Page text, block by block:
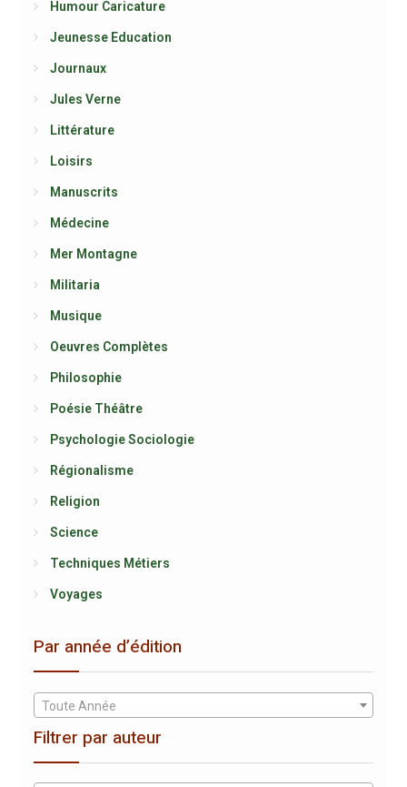
Humour Caricature
Jeunesse Education
Journaux
Jules Verne
Littérature
Loisirs
Manuscrits
Médecine
Mer Montagne
Militaria
Musique
Oeuvres Complètes
Philosophie
Poésie Théâtre
Psychologie Sociologie
Régionalisme
Religion
Science
Techniques Métiers
Voyages
Par année d’édition
Toute Année
Filtrer par auteur